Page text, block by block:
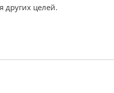
других целей.